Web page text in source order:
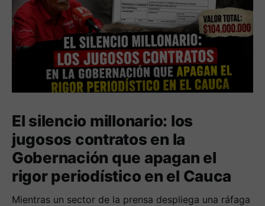
El silencio millonario: los
jugosos contratos en la
Gobernación que apagan el
rigor periodístico en el Cauca
Mientras un sector de la prensa despliega una ráfaga